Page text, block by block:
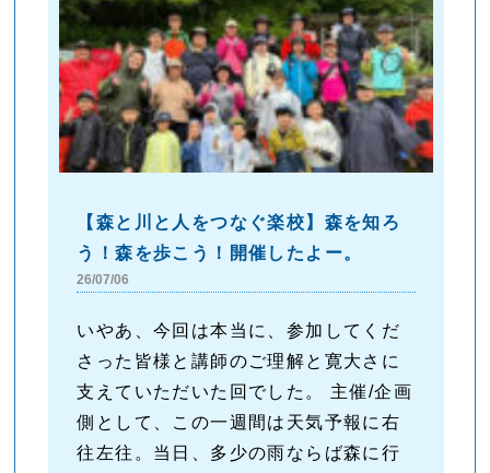
【森と川と人をつなぐ楽校】森を知ろ
う！森を歩こう！開催したよー。
26/07/06
いやあ、今回は本当に、参加してくだ
さった皆様と講師のご理解と寛大さに
支えていただいた回でした。 主催/企画
側として、この一週間は天気予報に右
往左往。当日、多少の雨ならば森に行